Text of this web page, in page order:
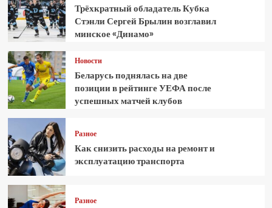
Трёхкратный обладатель Кубка
Стэнли Сергей Брылин возглавил
минское «Динамо»
Новости
Беларусь поднялась на две
позиции в рейтинге УЕФА после
успешных матчей клубов
Разное
Как снизить расходы на ремонт и
эксплуатацию транспорта
Разное